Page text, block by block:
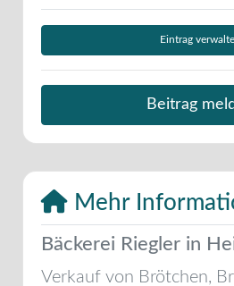
Eintrag
Beitrag
Mehr
Bäckerei Riegler in
Verkauf von Brötchen,